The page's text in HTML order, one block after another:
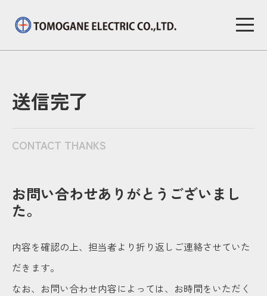
送信完了
CONTACT THANKS
お問い合わせありがとうございまし
た。
内容を確認の上、担当者より折り返しご連絡させていた
だきます。
なお、お問い合わせ内容によっては、お時間をいただく